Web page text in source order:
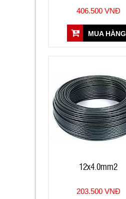
406.500 VNĐ
MUA HÀNG
12x4.0mm2
203.500 VNĐ